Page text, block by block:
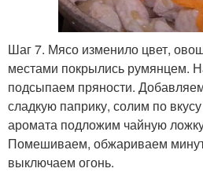
Шаг 7. Мясо изменило цвет,
местами покрылись румянцем.
подсыпаем пряности.
сладкую паприку, солим по
аромата подложим чайную
Помешиваем, обжариваем
выключаем огонь.